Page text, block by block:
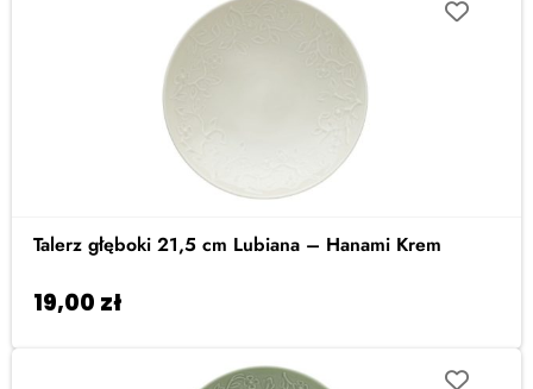
Talerz głęboki 21,5 cm Lubiana – Hanami Krem
19,00 zł